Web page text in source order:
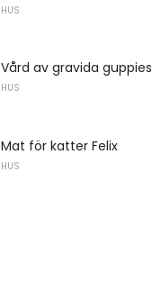
HUS
Vård av gravida guppies
HUS
Mat för katter Felix
HUS